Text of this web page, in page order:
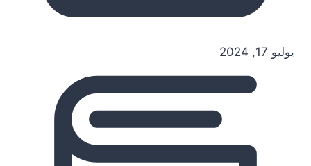
يوليو 17, 2024